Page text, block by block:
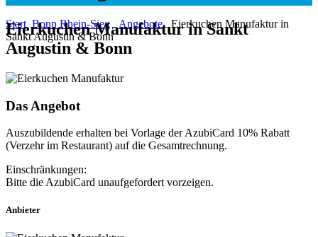
Start Bonn Rhein-Sieg Angebote
Eierkuchen Manufaktur in
Sankt Augustin & Bonn
Eierkuchen Manufaktur in Sankt
Augustin & Bonn
Das Angebot
Auszubildende erhalten bei Vorlage der AzubiCard 10% Rabatt
(Verzehr im Restaurant) auf die Gesamtrechnung.
Einschränkungen:
Bitte die AzubiCard unaufgefordert vorzeigen.
Anbieter